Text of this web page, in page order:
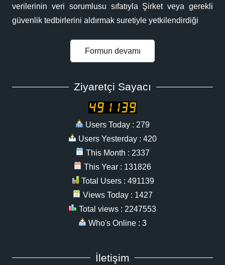
verilerinin veri sorumlusu sıfatıyla Şirket veya gerekli
güvenlik tedbirlerini aldırmak suretiyle yetkilendirdiği
Formun devamı
Ziyaretçi Sayacı
Users Today : 279
Users Yesterday : 420
This Month : 2337
This Year : 131826
Total Users : 491139
Views Today : 1427
Total views : 2247553
Who's Online : 3
İletişim